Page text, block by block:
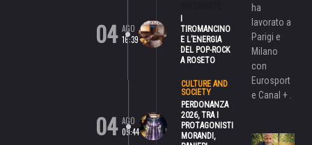
04 AGO
16:39
TIROMANCINO
E L’ENERGIA
DEL POP-ROCK
A ROSETO
04 AGO
09:44
CULTURE AND
SOCIETY
PERDONANZA
2026, TRA I
PROTAGONISTI
MORANDI,
ha
lavorato a
Parigi e
Milano
con
Eurosport
e Canal + .